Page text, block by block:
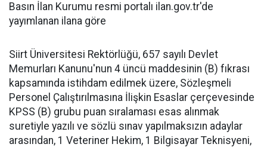
Basın İlan Kurumu resmi portalı ilan.gov.tr'de
yayımlanan ilana göre
Siirt Üniversitesi Rektörlüğü, 657 sayılı Devlet
Memurları Kanunu'nun 4 üncü maddesinin (B) fıkrası
kapsamında istihdam edilmek üzere, Sözleşmeli
Personel Çalıştırılmasına İlişkin Esaslar çerçevesinde
KPSS (B) grubu puan sıralaması esas alınmak
suretiyle yazılı ve sözlü sınav yapılmaksızın adaylar
arasından, 1 Veteriner Hekim, 1 Bilgisayar Teknisyeni,